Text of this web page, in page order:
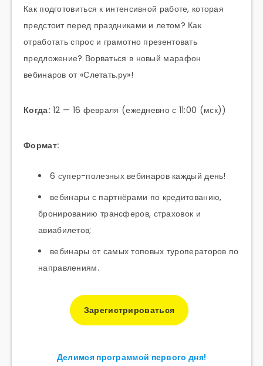
Как подготовиться к интенсивной работе, которая
предстоит перед праздниками и летом? Как
отработать спрос и грамотно презентовать
предложение? Ворваться в новый марафон
вебинаров от «Слетать.ру»!
Когда: 12 — 16 февраля (ежедневно с 11:00 (мск))
Формат:
6 супер-полезных вебинаров каждый день!
вебинары с партнёрами по кредитованию,
бронированию трансферов, страховок и
авиабилетов;
вебинары от самых топовых туроператоров по
направлениям.
Зарегистрироваться
Делимся программой первого дня!